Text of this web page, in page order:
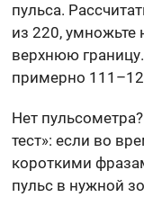
пульса.
из 220,
верхнюю
примерно
Нет
тест»: если во
короткими
пульс в нужной